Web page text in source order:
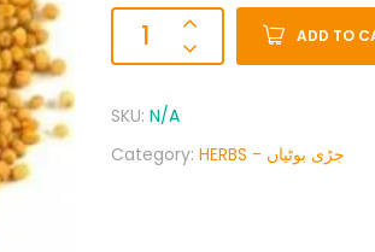
ADD TO
SKU: N/A
Category:
HERBS - جڑی بوٹیاں